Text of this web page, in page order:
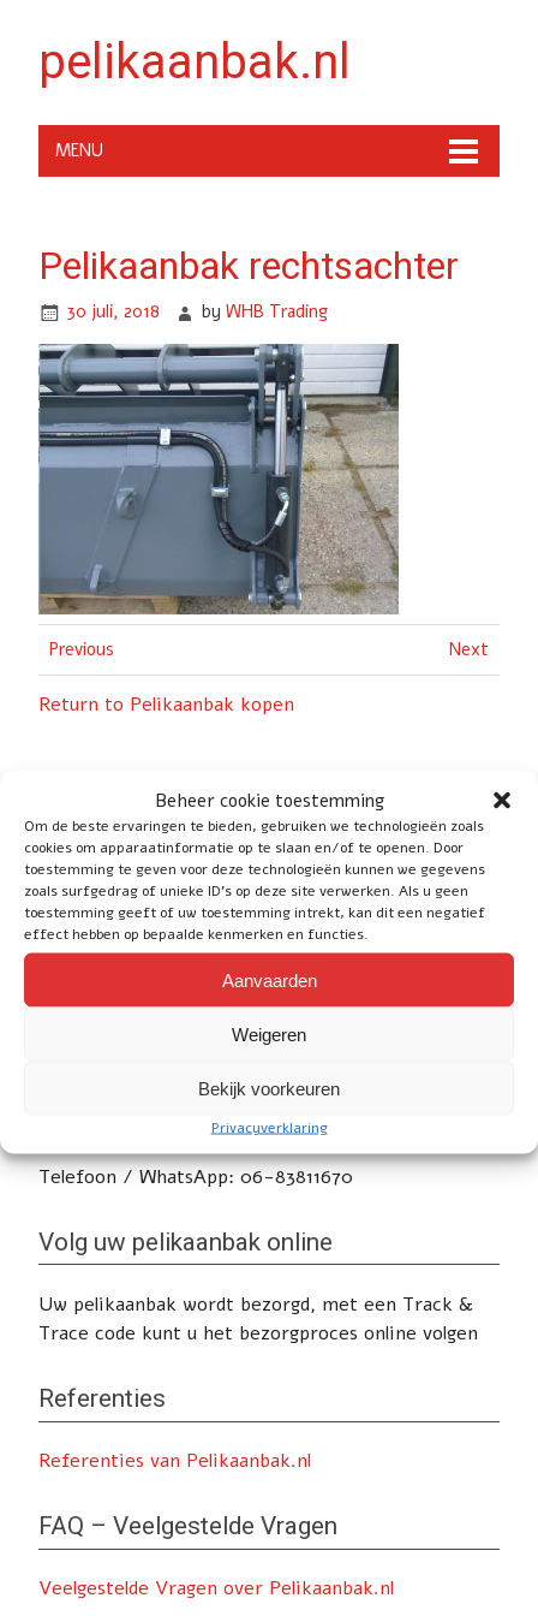
Beheer cookie toestemming
Om de beste ervaringen te bieden, gebruiken we technologieën zoals
cookies om apparaatinformatie op te slaan en/of te openen. Door
toestemming te geven voor deze technologieën kunnen we gegevens
zoals surfgedrag of unieke ID's op deze site verwerken. Als u geen
toestemming geeft of uw toestemming intrekt, kan dit een negatief
effect hebben op bepaalde kenmerken en functies.
Aanvaarden
Weigeren
Bekijk voorkeuren
Privacyverklaring
pelikaanbak.nl
MENU
Pelikaanbak rechtsachter
30 juli, 2018 byWHB Trading
Previous Next
Return to Pelikaanbak kopen
Social
Heeft u nog vragen of wilt u advies? Klik
E-mail: info@whb-trading.nl
Telefoon / WhatsApp: 06-83811670
Volg uw pelikaanbak online
Uw pelikaanbak wordt bezorgd, met een Track &
Trace code kunt u het bezorgproces online volgen
Referenties
Referenties van Pelikaanbak.nl
FAQ – Veelgestelde Vragen
Veelgestelde Vragen over Pelikaanbak.nl